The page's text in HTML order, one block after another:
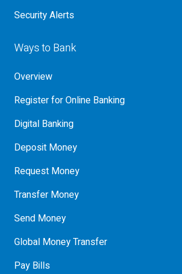
Security Alerts
Ways to Bank
Overview
Register for Online Banking
Digital Banking
Deposit Money
Request Money
Transfer Money
Send Money
Global Money Transfer
Pay Bills